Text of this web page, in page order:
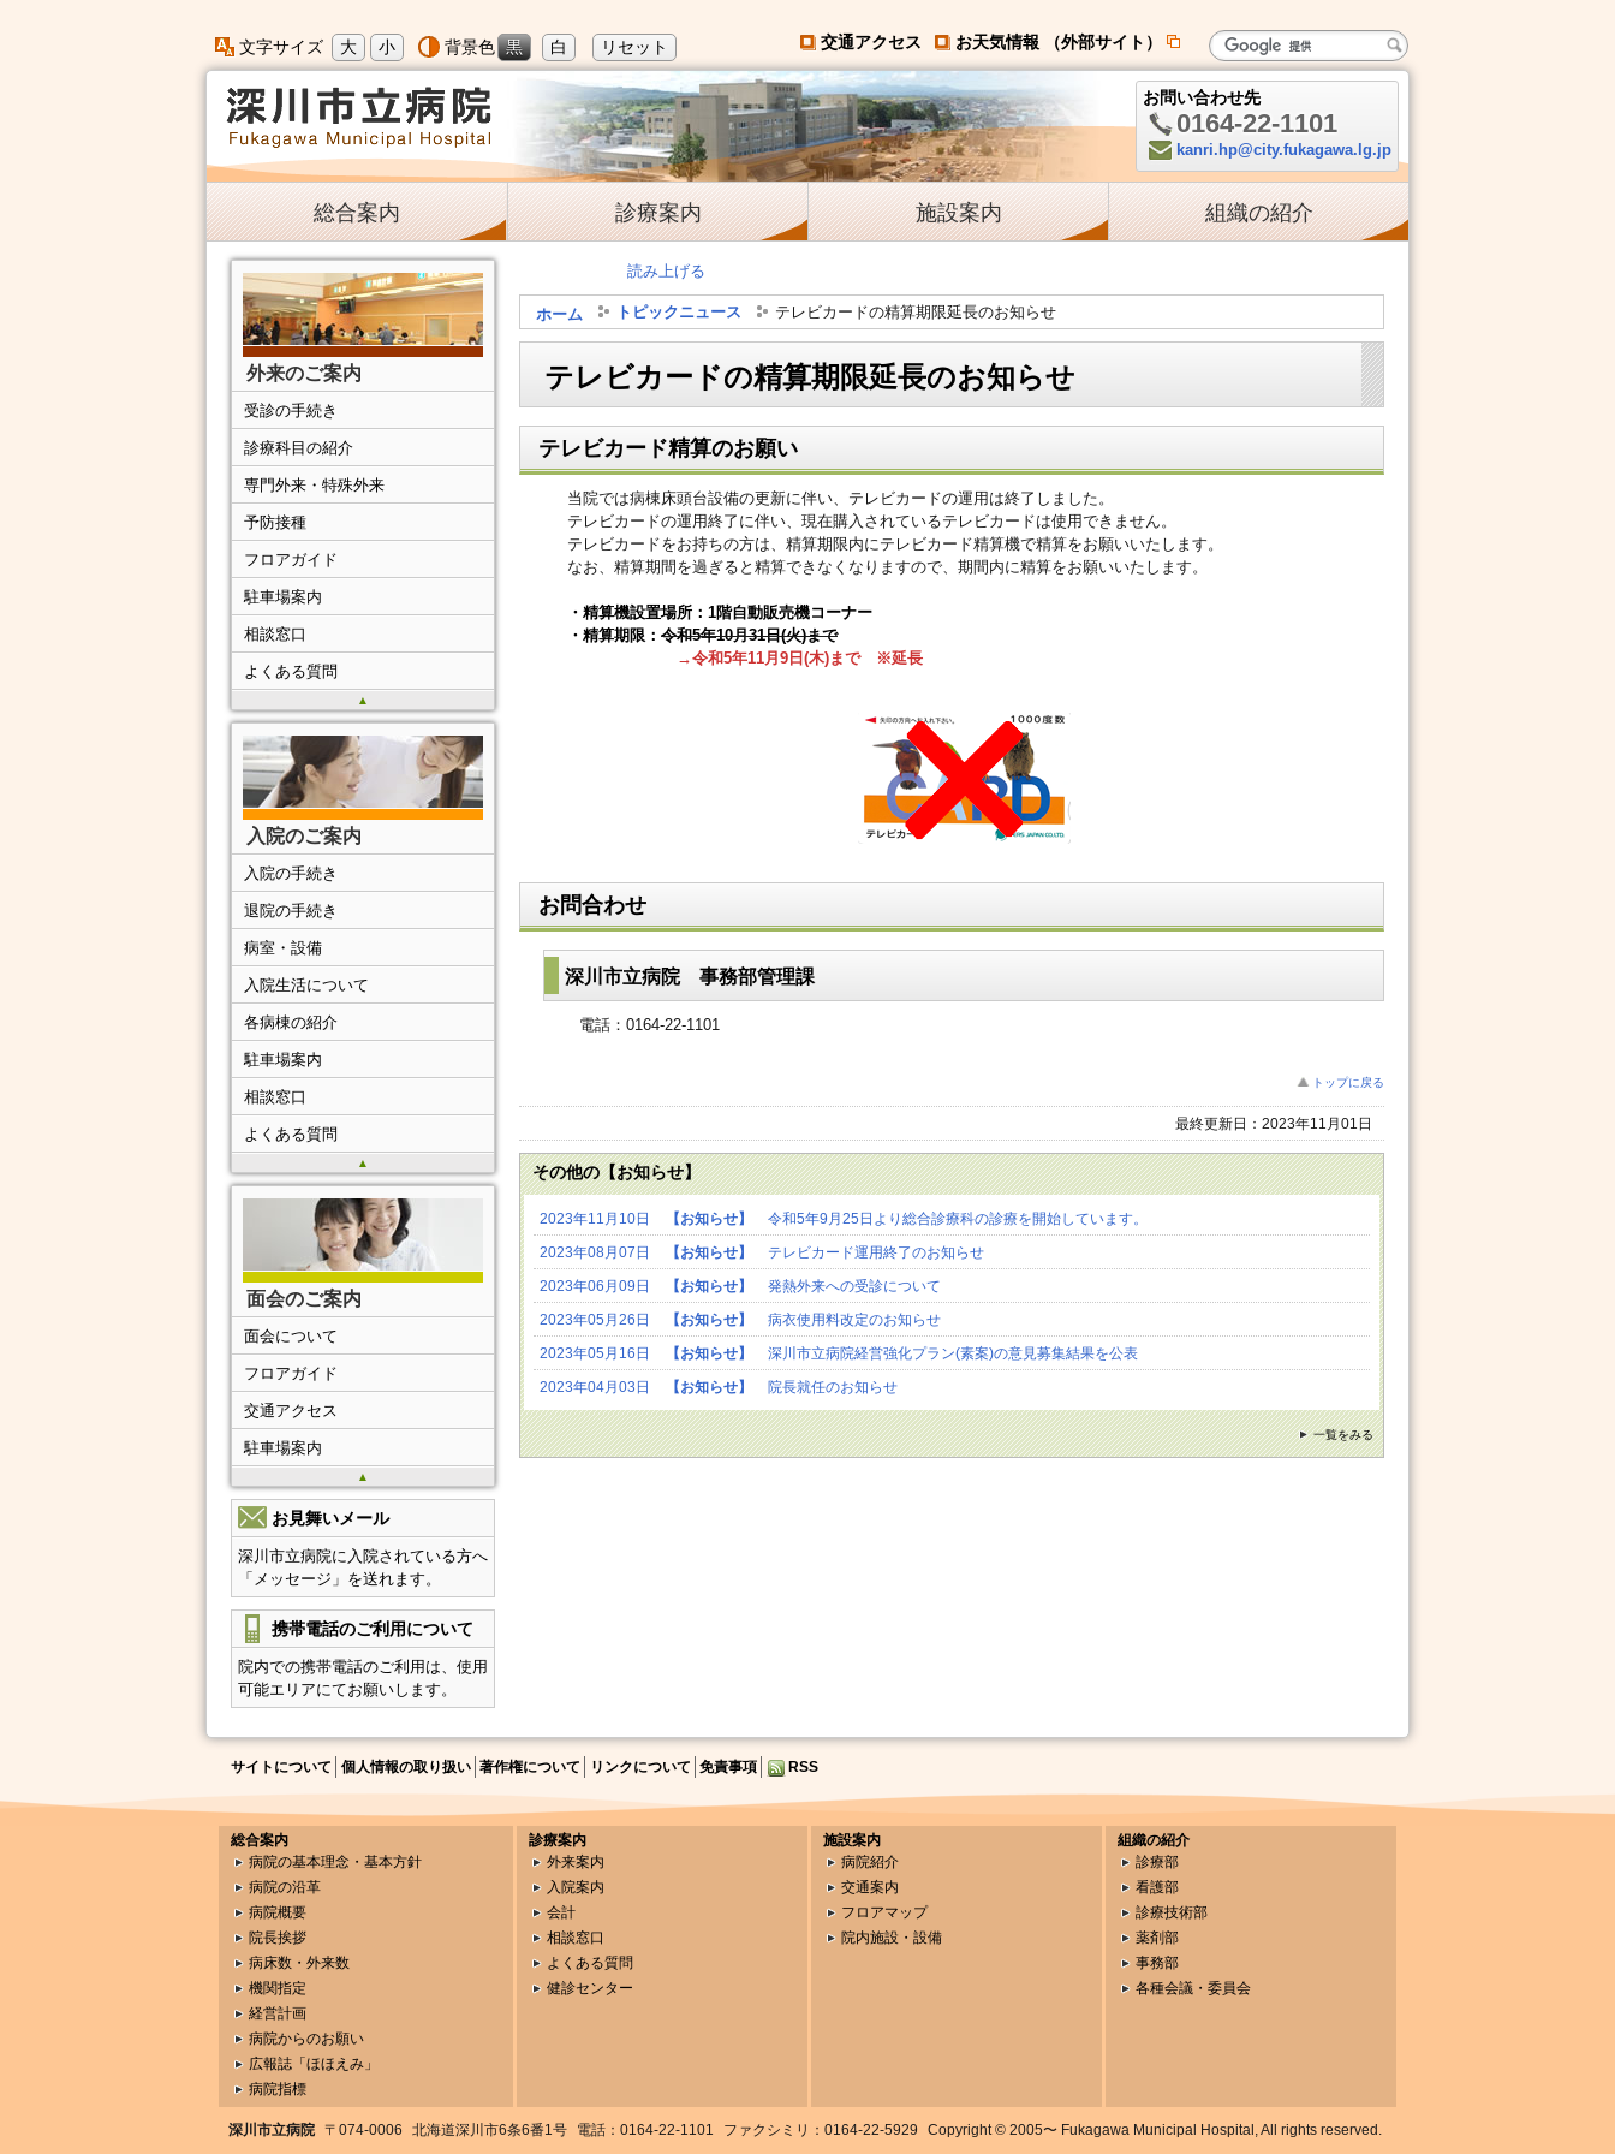
文字サイズ 大 小 背景色 黒 白 リセット 交通アクセス
お天気情報 （外部サイト）
新
規
ペ
ー
ジ
開
き
す
お問い合わせ先
電
話:
0164-22-1101
Mail:
kanri.hp@city.fukagawa.lg.jp
総合案内 診療案内 施設案内 組織の紹介
読み上げる
ホーム トピックニュース テレビカードの精算期限延長のお知らせ
テレビカードの精算期限延長のお知らせ
テレビカード精算のお願い
当院では病棟床頭台設備の更新に伴い、テレビカードの運用は終了しました。
テレビカードの運用終了に伴い、現在購入されているテレビカードは使用できません。
テレビカードをお持ちの方は、精算期限内にテレビカード精算機で精算をお願いいたします。
なお、精算期間を過ぎると精算できなくなりますので、期間内に精算をお願いいたします。
・精算機設置場所：1階自動販売機コーナー
・精算期限： 令和5年10月31日(火)まで
→令和5年11月9日(木)まで ※延長
お問合わせ
深川市立病院 事務部管理課
電話：0164-22-1101
トップに戻る
最終更新日：2023年11月01日
その他の【お知らせ】
2023年11月10日 【お知らせ】 令和5年9月25日より総合診療科の診療を開始しています。
2023年08月07日 【お知らせ】 テレビカード運用終了のお知らせ
2023年06月09日 【お知らせ】 発熱外来への受診について
2023年05月26日 【お知らせ】 病衣使用料改定のお知らせ
2023年05月16日 【お知らせ】 深川市立病院経営強化プラン(素案)の意見募集結果を公表
2023年04月03日 【お知らせ】 院長就任のお知らせ
一覧をみる
外来のご案内
▲
受診の手続き
診療科目の紹介
専門外来・特殊外来
予防接種
フロアガイド
駐車場案内
相談窓口
よくある質問
入院のご案内
▲
入院の手続き
退院の手続き
病室・設備
入院生活について
各病棟の紹介
駐車場案内
相談窓口
よくある質問
面会のご案内
▲
面会について
フロアガイド
交通アクセス
駐車場案内
お見舞いメール
深川市立病院に入院されている方へ
「メッセージ」を送れます。
携帯電話のご利用について
院内での携帯電話のご利用は、使用
可能エリアにてお願いします。
サイトについて 個人情報の取り扱い 著作権について リンクについて 免責事項 RSS
総合案内
病院の基本理念・基本方針
病院の沿革
病院概要
院長挨拶
病床数・外来数
機関指定
経営計画
病院からのお願い
広報誌「ほほえみ」
病院指標
診療案内
外来案内
入院案内
会計
相談窓口
よくある質問
健診センター
施設案内
病院紹介
交通案内
フロアマップ
院内施設・設備
組織の紹介
診療部
看護部
診療技術部
薬剤部
事務部
各種会議・委員会
深川市立病院 〒074-0006 北海道深川市6条6番1号 電話：0164-22-1101 ファクシミリ：0164-22-5929 Copyright © 2005〜 Fukagawa Municipal Hospital, All rights reserved.